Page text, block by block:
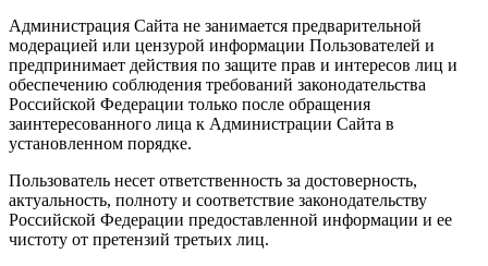
Администрация Сайта не занимается предварительной
модерацией или цензурой информации Пользователей и
предпринимает действия по защите прав и интересов лиц и
обеспечению соблюдения требований законодательства
Российской Федерации только после обращения
заинтересованного лица к Администрации Сайта в
установленном порядке.
Пользователь несет ответственность за достоверность,
актуальность, полноту и соответствие законодательству
Российской Федерации предоставленной информации и ее
чистоту от претензий третьих лиц.